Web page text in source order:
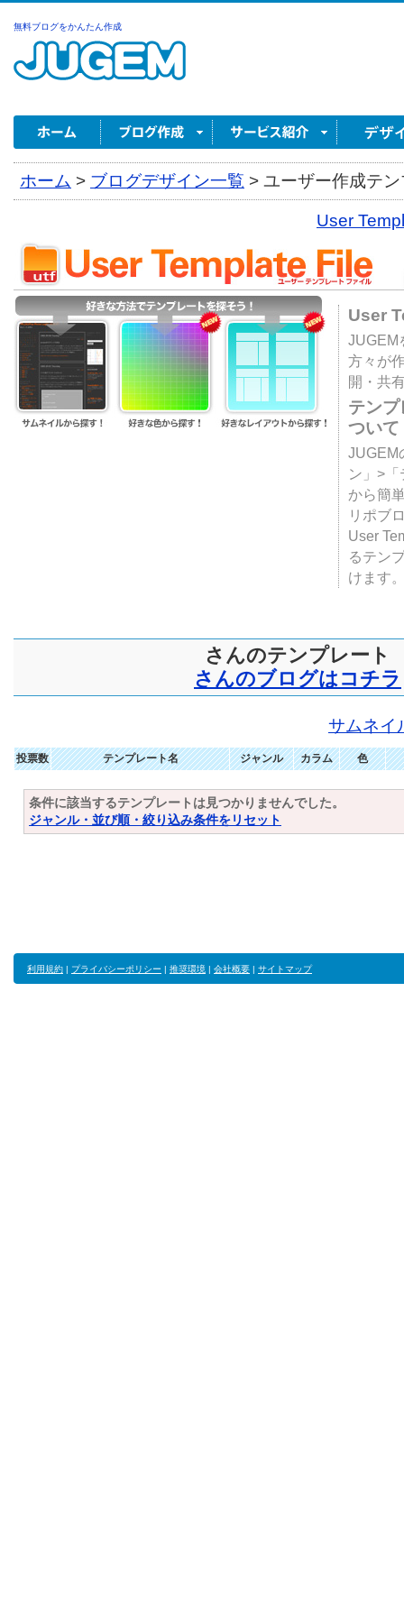
無料ブログをかんたん作成
ホーム > ブログデザイン一覧 > ユーザー作成テ
User
User
JUGEM
方々が
開・共
テン
ついて
JUGEM
ン」>
から簡
リポブ
User
るテン
けます
さんのテンプレート
さんのブログはコチラ
サムネイ
投票数 テンプレート名 ジャンル カラム 色
条件に該当するテンプレートは見つかりませんでした。
ジャンル・並び順・絞り込み条件をリセット
利用規約 | プライバシーポリシー | 推奨環境 | 会社概要 | サイトマップ